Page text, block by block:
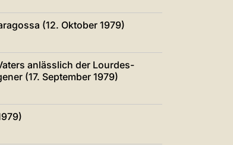
中文
(12. Oktober 1979)
anlässlich der Lourdes-
(17. September 1979)